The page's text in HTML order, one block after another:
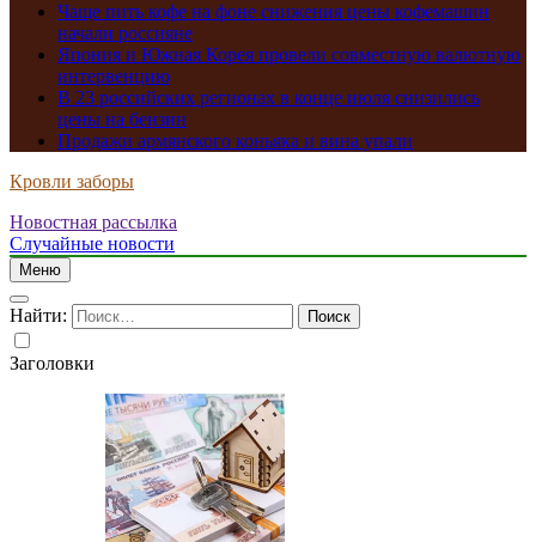
Чаще пить кофе на фоне снижения цены кофемашин
начали россияне
Япония и Южная Корея провели совместную валютную
интервенцию
В 23 российских регионах в конце июля снизились
цены на бензин
Продажи армянского коньяка и вина упали
Кровли заборы
Новостная рассылка
Случайные новости
Меню
Найти:
Заголовки